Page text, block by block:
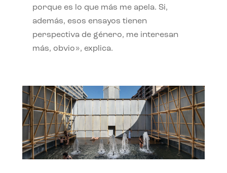
porque es lo que más me apela. Si,
además, esos ensayos tienen
perspectiva de género, me interesan
más, obvio», explica.